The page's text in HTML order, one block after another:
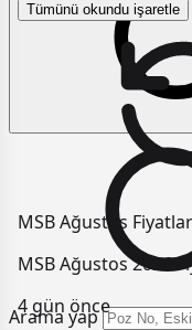
Arama yap
Tümünü okundu işaretle
MSB Ağustos
MSB Ağustos 2026
4 gün önce